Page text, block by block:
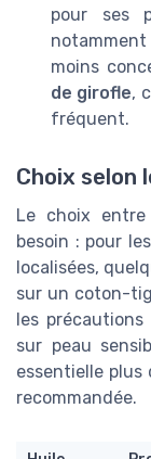
pour ses
moins
de girofle,
fréquent.
Choix selon
Le choix
besoin : pour les
localisées,
sur un coton-
les précautions
sur peau
essentielle plus
recommandée.